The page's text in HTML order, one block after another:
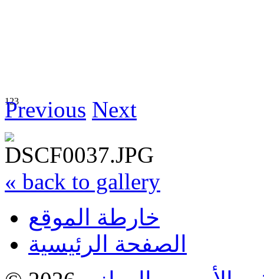
123
Previous Next
« back to gallery
خارطة الموقع
الصفحة الرئيسية